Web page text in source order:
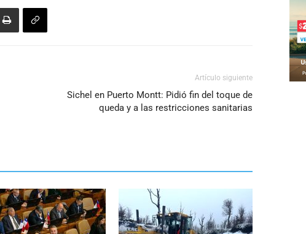
Artículo siguiente
Sichel en Puerto Montt: Pidió fin del toque de
queda y a las restricciones sanitarias